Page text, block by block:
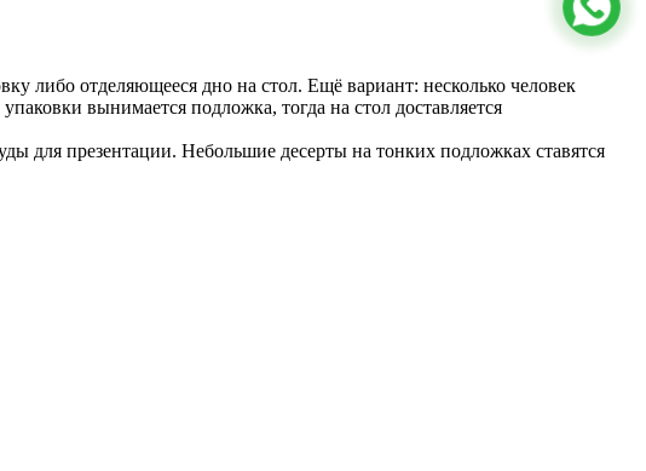
либо отделяющееся дно на стол. Ещё вариант: несколько человек
вынимается подложка, тогда на стол доставляется
для презентации. Небольшие десерты на тонких подложках ставятся